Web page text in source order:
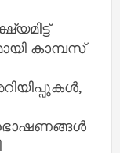
കാമ്പസ്